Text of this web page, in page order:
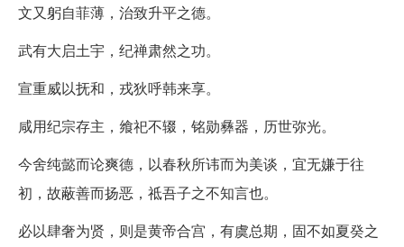
文又躬自菲薄，治致升平之德。
武有大启土宇，纪禅肃然之功。
宣重威以抚和，戎狄呼韩来享。
咸用纪宗存主，飨祀不辍，铭勋彝器，历世弥光。
今舍纯懿而论爽德，以春秋所讳而为美谈，宜无嫌于往
初，故蔽善而扬恶，祗吾子之不知言也。
必以肆奢为贤，则是黄帝合宫，有虞总期，固不如夏癸之